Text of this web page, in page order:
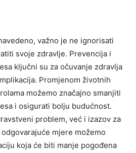
važno je ne ignorisati
svoje zdravlje. Prevencija i
ključni su za očuvanje zdravlja
Promjenom životnih
možemo značajno smanjiti
i osigurati bolju budućnost.
problem, već i izazov za
mjere možemo
koja će biti manje pogođena